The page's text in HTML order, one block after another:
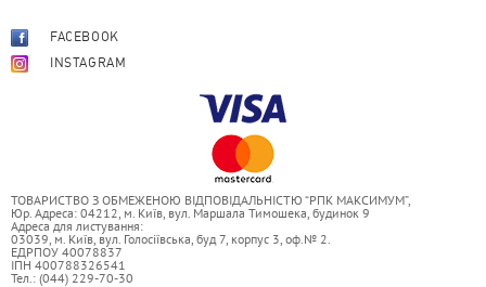
FACEBOOK
INSTAGRAM
ТОВАРИСТВО З ОБМЕЖЕНОЮ ВІДПОВІДАЛЬНІСТЮ “РПК МАКСИМУМ”,
Юр. Адреса: 04212, м. Київ, вул. Маршала Тимошека, будинок 9
Адреса для листування:
03039, м. Київ, вул. Голосіївська, буд 7, корпус 3, оф.№ 2.
ЕДРПОУ 40078837
ІПН 400788326541
Тел.: (044) 229-70-30